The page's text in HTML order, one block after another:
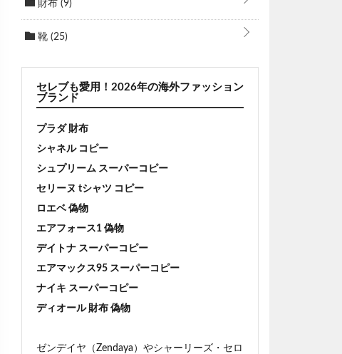
財布 (9)
靴 (25)
セレブも愛用！2026年の海外ファッション
ブランド
プラダ 財布
シャネル コピー
シュプリーム スーパーコピー
セリーヌ tシャツ コピー
ロエベ 偽物
エアフォース1 偽物
デイトナ スーパーコピー
エアマックス95 スーパーコピー
ナイキ スーパーコピー
ディオール 財布 偽物
ゼンデイヤ（Zendaya）やシャーリーズ・セロ